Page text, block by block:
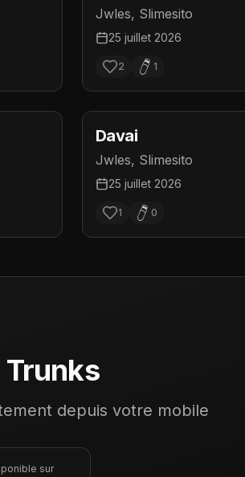
Jwles, Slimesito
25 juillet 2026
2 1
Davai
Jwles, Slimesito
25 juillet 2026
1 0
depuis votre mobile
sur